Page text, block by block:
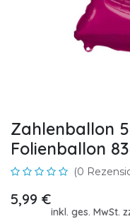
Zahlenballon
Folienballon
(0
5,99 €
inkl. ges. MwSt.